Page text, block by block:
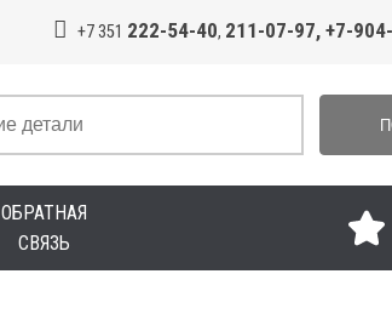
+7 351 222-54-40, 211-07-97, +7-
ОБРАТНАЯ
СВЯЗЬ